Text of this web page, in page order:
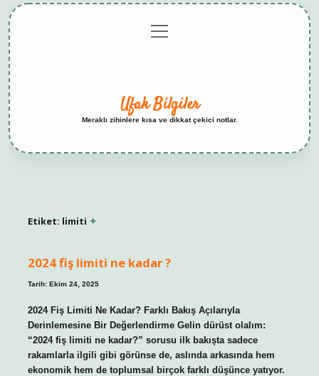
menüyü
aç
Ufak Bilgiler
Meraklı zihinlere kısa ve dikkat çekici notlar.
Etiket: limiti
2024 fiş limiti ne kadar ?
Tarih: Ekim 24, 2025
2024 Fiş Limiti Ne Kadar? Farklı Bakış Açılarıyla
Derinlemesine Bir Değerlendirme Gelin dürüst olalım:
“2024 fiş limiti ne kadar?” sorusu ilk bakışta sadece
rakamlarla ilgili gibi görünse de, aslında arkasında hem
ekonomik hem de toplumsal birçok farklı düşünce yatıyor.